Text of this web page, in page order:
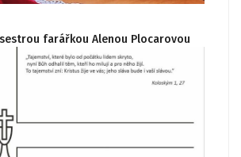
farářkou Alenou Plocarovou